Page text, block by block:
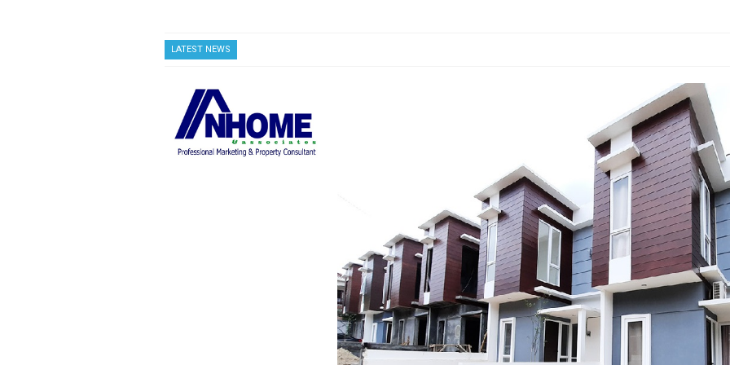
LATEST NEWS